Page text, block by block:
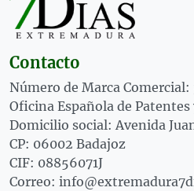
Contacto
Número de Marca
Oficina Española de Patentes
Domicilio social: Avenida
CP: 06002 Badajoz
CIF: 08856071J
Correo: